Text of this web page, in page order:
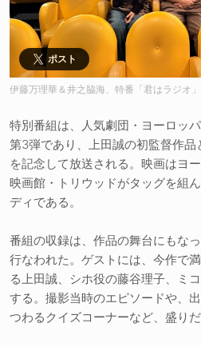
ポスト
伊藤万理華＆井之脇海、特番「君はラジオ
特別番組は、人気劇団・ヨーロッ
第3弾であり、上田誠の初監督作
を記念して放送される。映画はヨ
映画館・トリウッドがタッグを組
ディである。
番組の収録は、作品の舞台にもな
行なわれた。ゲストには、今作で
る上田誠、シホ役の藤谷理子、ミ
する。撮影当時のエピソードや、
つわるクイズコーナーなど、盛りだ